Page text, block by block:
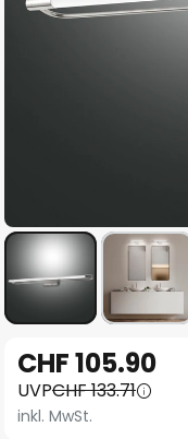
Anfang
der
Bildgalerie
CHF 105.90
UVPCHF 133.71
inkl. MwSt.